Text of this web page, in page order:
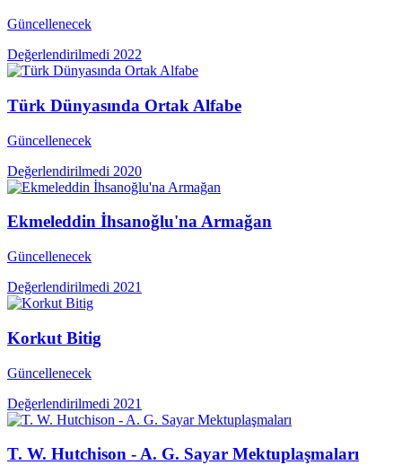
Güncellenecek
Değerlendirilmedi 2022
Türk Dünyasında Ortak Alfabe
Güncellenecek
Değerlendirilmedi 2020
Ekmeleddin İhsanoğlu'na Armağan
Güncellenecek
Değerlendirilmedi 2021
Korkut Bitig
Güncellenecek
Değerlendirilmedi 2021
T. W. Hutchison - A. G. Sayar Mektuplaşmaları